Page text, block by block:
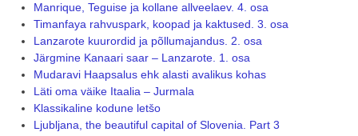
Manrique, Teguise ja kollane allveelaev. 4. osa
Timanfaya rahvuspark, koopad ja kaktused. 3. osa
Lanzarote kuurordid ja põllumajandus. 2. osa
Järgmine Kanaari saar – Lanzarote. 1. osa
Mudaravi Haapsalus ehk alasti avalikus kohas
Läti oma väike Itaalia – Jurmala
Klassikaline kodune letšo
Ljubljana, the beautiful capital of Slovenia. Part 3